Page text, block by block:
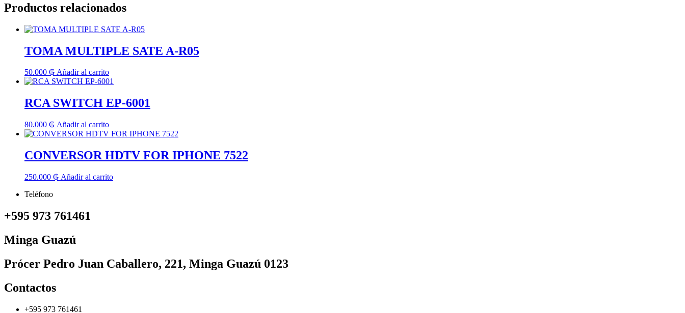
Productos relacionados
TOMA MULTIPLE SATE A-R05
50.000 ₲ Añadir al carrito
RCA SWITCH EP-6001
80.000 ₲ Añadir al carrito
CONVERSOR HDTV FOR IPHONE 7522
250.000 ₲ Añadir al carrito
Teléfono
+595 973 761461
Minga Guazú
Prócer Pedro Juan Caballero, 221, Minga Guazú 0123
Contactos
+595 973 761461